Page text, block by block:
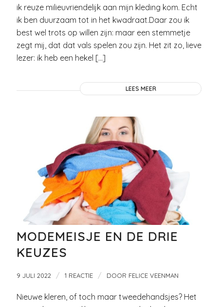
ik reuze milieuvriendelijk aan mijn kleding kom. Echt
ik ben duurzaam tot in het kwadraat.Daar zou ik
best wel trots op willen zijn: maar een stemmetje
zegt mij, dat dat vals spelen zou zijn. Het zit zo, lieve
lezer: ik heb een hekel […]
LEES MEER
MODEMEISJE EN DE DRIE
KEUZES
9 JULI 2022 / 1 REACTIE / DOOR FELICE VEENMAN
Nieuwe kleren, of toch maar tweedehandsjes? Het